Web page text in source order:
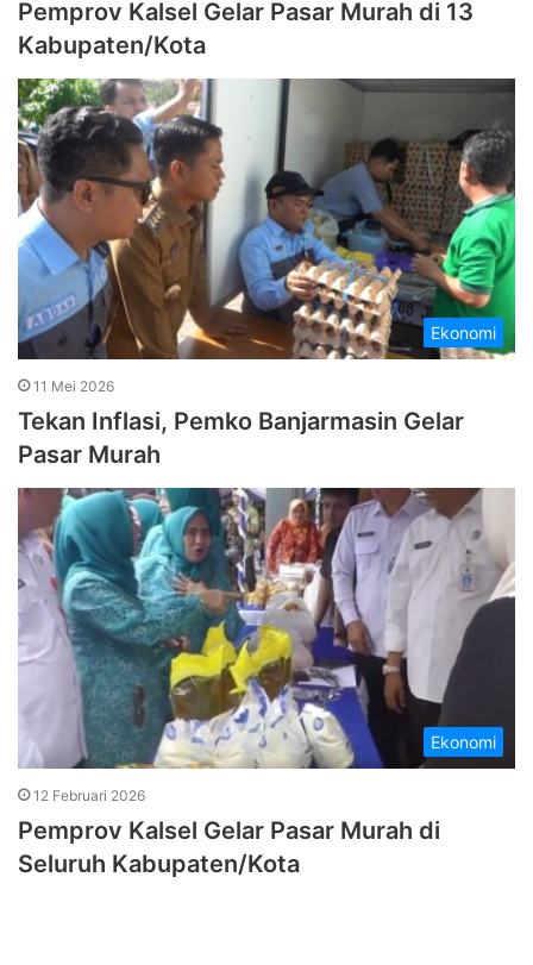
Pemprov Kalsel Gelar Pasar Murah di 13
Kabupaten/Kota
Ekonomi
11 Mei 2026
Tekan Inflasi, Pemko Banjarmasin Gelar
Pasar Murah
Ekonomi
12 Februari 2026
Pemprov Kalsel Gelar Pasar Murah di
Seluruh Kabupaten/Kota